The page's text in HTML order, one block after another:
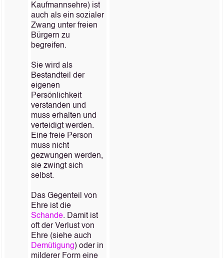
Kaufmannsehre) ist
auch als ein sozialer
Zwang unter freien
Bürgern zu
begreifen.
Sie wird als
Bestandteil der
eigenen
Persönlichkeit
verstanden und
muss erhalten und
verteidigt werden.
Eine freie Person
muss nicht
gezwungen werden,
sie zwingt sich
selbst.
Das Gegenteil von
Ehre ist die
Schande. Damit ist
oft der Verlust von
Ehre (siehe auch
Demütigung) oder in
milderer Form eine